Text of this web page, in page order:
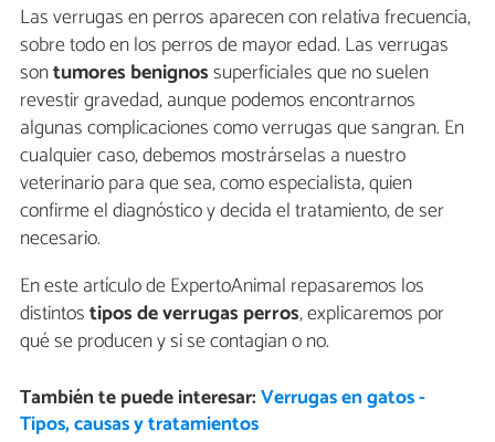
Las verrugas en perros aparecen con relativa frecuencia,
sobre todo en los perros de mayor edad. Las verrugas
sontumores benignossuperficiales que no suelen
revestir gravedad, aunque podemos encontrarnos
algunas complicaciones como verrugas que sangran. En
cualquier caso, debemos mostrárselas a nuestro
veterinario para que sea, como especialista, quien
confirme el diagnóstico y decida el tratamiento, de ser
necesario.
En este artículo de ExpertoAnimal repasaremos los
distintostipos de verrugas perros, explicaremos por
qué se producen y si se contagian o no.
También te puede interesar:Verrugas en gatos -
Tipos, causas y tratamientos